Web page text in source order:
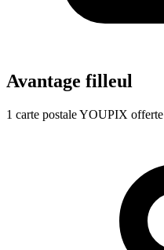
Avantage filleul
1 carte postale YOUPIX offerte